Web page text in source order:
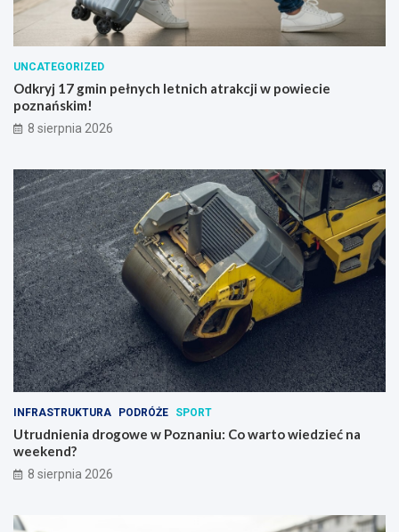
UNCATEGORIZED
Odkryj 17 gmin pełnych letnich atrakcji w powiecie
poznańskim!
8 sierpnia 2026
INFRASTRUKTURA PODRÓŻE SPORT
Utrudnienia drogowe w Poznaniu: Co warto wiedzieć na
weekend?
8 sierpnia 2026